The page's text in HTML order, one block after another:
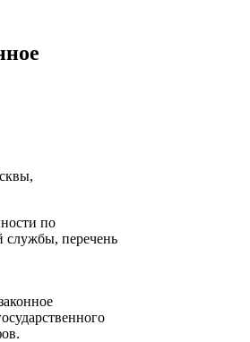
по
службы, перечень